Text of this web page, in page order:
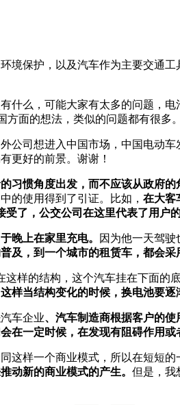
境保护，以及汽车作为主要交通
什么，可能大家有太多的问题，
面的想法，类似的问题都有很多
公司想进入中国市场，中国电动车
更好的前景。谢谢！
习惯角度出发，而不应该从政府的
的使用得到了引证。比如， 在大客
受了，公交公司在这里代表了用户
晚上在家里充电。
因为他一天驾
及，到一个城市的租赁车，都会采
样的结构，这个汽车挂在下面的
样当结构变化的时候，换电池要逐
汽车企业、汽车制造商根据客户的使
在一定时候，在发现有阻碍作用
样一个商业模式，所以在短短
动新的商业模式的产生。 但是，我